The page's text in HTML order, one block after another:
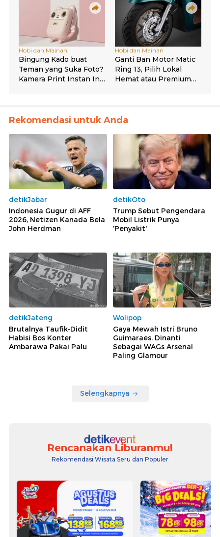
Rekomendasi untuk Anda
detikJabar
Indonesia Gugur di AFF
2026, Netizen Kanada Bela
John Herdman
detikOto
Trump Sebut Pengendara
Mobil Listrik Punya
'Penyakit'
detikJateng
Brutalnya Taufik-Didit
Habisi Bos Konter
Ambarawa Pakai Palu
Wolipop
Gaya Mewah Istri Bruno
Guimaraes, Dinanti
Sebagai WAGs Arsenal
Paling Glamour
Selengkapnya
Rencanakan Liburanmu!
Rekomendasi Wisata Seru dan Populer